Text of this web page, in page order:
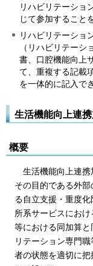
リハビリテーショ
じて参加すること
リハビリテーショ
（リハビリテーシ
書、口腔機能向上
て、重複する記載
を一体的に記入で
生活機能向上連
概要
生活機能向上連携
その目的である外
る自立支援・重度
所系サービスにお
等における同加算
リテーション専門
者の状態を適切に